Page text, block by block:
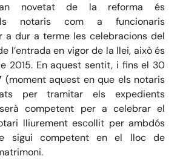
novetat de la reformaés
notaris com a funcionaris
a dur a terme les celebracions del
l’entrada en vigor de la llei, això és
2015.En aquest sentit, i fins el 30
(moment aquest en que els notaris
per tramitar els expedients
competent per a celebrar el
lliurementescollit per ambdós
sigui competent en el lloc de